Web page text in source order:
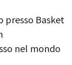
presso Basket